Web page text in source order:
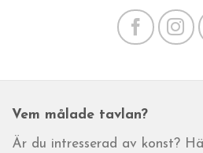
Vem målade tavlan?
Är du intresserad av konst?